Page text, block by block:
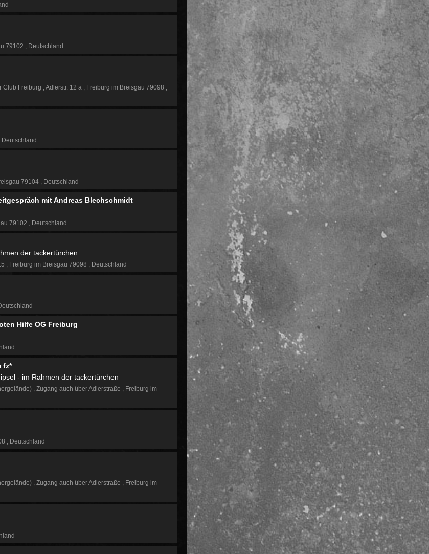
79102 Deutschland
Club Freiburg Adlerstr. 12 a
Freiburg im Breisgau 79098
Deutschland
79104 Deutschland
mit Andreas Blechschmidt
79102 Deutschland
der tackertürchen
Freiburg im Breisgau 79098 Deutschland
Hilfe OG Freiburg
fz*
- im Rahmen der tackertürchen
Zugang auch über Adlerstraße
Freiburg im
Deutschland
Zugang auch über Adlerstraße
Freiburg im